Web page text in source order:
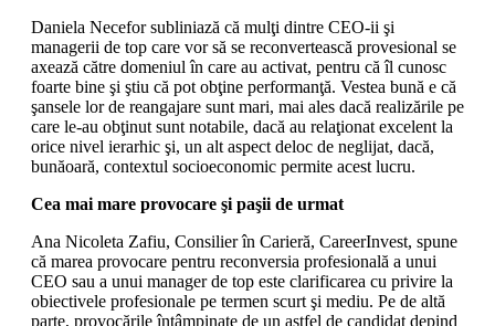
Daniela Necefor subliniază că mulţi dintre CEO-ii şi
managerii de top care vor să se reconvertească provesional se
axează către domeniul în care au activat, pentru că îl cunosc
foarte bine şi ştiu că pot obţine performanţă. Vestea bună e că
şansele lor de reangajare sunt mari, mai ales dacă realizările pe
care le-au obţinut sunt notabile, dacă au relaţionat excelent la
orice nivel ierarhic şi, un alt aspect deloc de neglijat, dacă,
bunăoară, contextul socioeconomic permite acest lucru.
Cea mai mare provocare şi paşii de urmat
Ana Nicoleta Zafiu, Consilier în Carieră, CareerInvest, spune
că marea provocare pentru reconversia profesională a unui
CEO sau a unui manager de top este clarificarea cu privire la
obiectivele profesionale pe termen scurt şi mediu. Pe de altă
parte, provocările întâmpinate de un astfel de candidat depind